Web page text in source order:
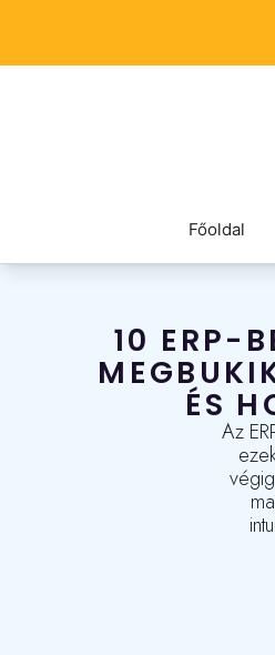
Főoldal
10 ERP-
ÉS
Az